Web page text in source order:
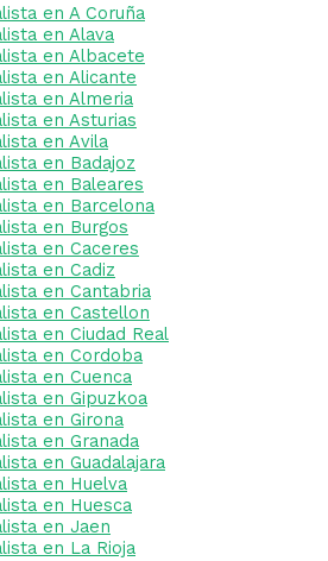
en A Coruña
en Alava
en Albacete
en Alicante
en Almeria
en Asturias
en Avila
en Badajoz
en Baleares
en Barcelona
en Burgos
en Caceres
en Cadiz
en Cantabria
en Castellon
en Ciudad Real
en Cordoba
en Cuenca
en Gipuzkoa
en Girona
en Granada
en Guadalajara
en Huelva
en Huesca
en Jaen
en La Rioja